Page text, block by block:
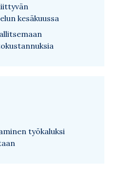
kesäkuussa
työkaluksi